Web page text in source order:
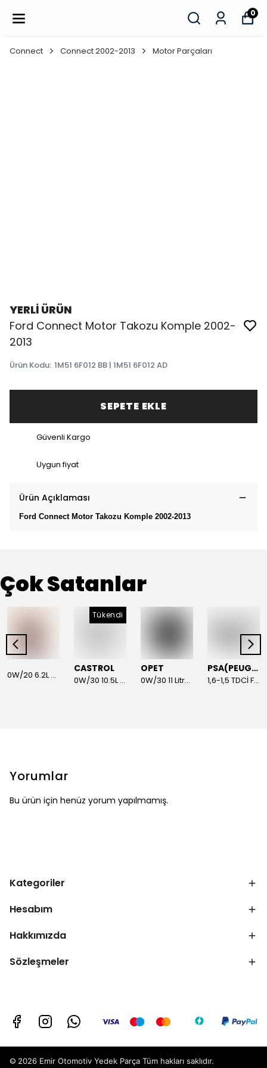
TÜM SİPARİŞLERDE OTO KOKUSU HEDİYE! 0
Connect Connect 2002-2013 Motor Parçaları
YERLİ ÜRÜN
Ford Connect Motor Takozu Komple 2002-
2013
Ürün Kodu: 1M51 6F012 BB | 1M51 6F012 AD
SEPETE EKLE
Güvenli Kargo
Uygun fiyat
Ürün Açıklaması
Ford Connect Motor Takozu Komple 2002-2013
Çok Satanlar
0W/20 6.2L Motor Yağı | FMY (Ford Motor Yağları)
Tükendi
CASTROL
0W/30 10.5L Stop/Start Motor Yağı | CASTROL
OPET
0W/30 11 Litre Motor Yağı | OPET
PSA(PEUGEOUT-CİTROEN)
1,6-1,5 TDCİ Fren Vakum Pompası Euro5 2013-2018 | ORİJİNAL
Yorumlar
Bu ürün için henüz yorum yapılmamış.
Kategoriler
Hesabım
Hakkımızda
Sözleşmeler
© 2026 Emir Otomotiv Yedek Parça Tüm hakları saklıdır.